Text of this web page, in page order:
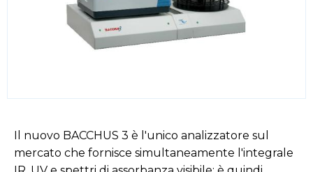
Il nuovo BACCHUS 3 è l'unico analizzatore sul
mercato che fornisce simultaneamente l'integrale